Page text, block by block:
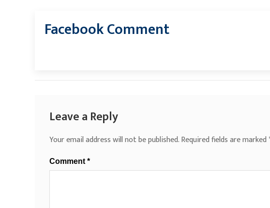
Facebook Comment
Leave a Reply
Your email address will not be published.Required fields are marked
Comment *